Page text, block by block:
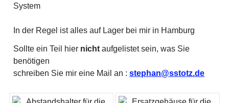
System
In der Regel ist alles auf Lager bei mir in Hamburg
Sollte ein Teil hier nicht aufgelistet sein, was Sie
benötigen
schreiben Sie mir eine Mail an : stephan@sstotz.de